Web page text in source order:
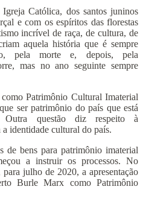
Católica, dos santos juninos
e com os espíritos das florestas
incrível de raça, de cultura, de
aquela história que é sempre
pela morte e, depois, pela
mas no ano seguinte sempre
Patrimônio Cultural Imaterial
ser patrimônio do país que está
Outra questão diz respeito à
identidade cultural do país.
de bens para patrimônio imaterial
a instruir os processos. No
julho de 2020, a apresentação
Burle Marx como Patrimônio